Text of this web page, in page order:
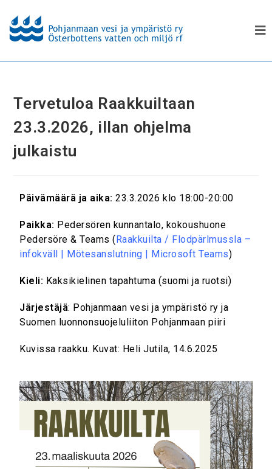
Tervetuloa Raakkuiltaan
23.3.2026, illan ohjelma
julkaistu
Päivämäärä ja aika: 23.3.2026 klo 18:00-20:00
Paikka: Pedersören kunnantalo, kokoushuone
Pedersöre & Teams (Raakkuilta / Flodpärlmussla –
infokväll | Mötesanslutning | Microsoft Teams)
Kieli: Kaksikielinen tapahtuma (suomi ja ruotsi)
Järjestäjä: Pohjanmaan vesi ja ympäristö ry ja
Suomen luonnonsuojeluliiton Pohjanmaan piiri
Kuvissa raakku. Kuvat: Heli Jutila, 14.6.2025